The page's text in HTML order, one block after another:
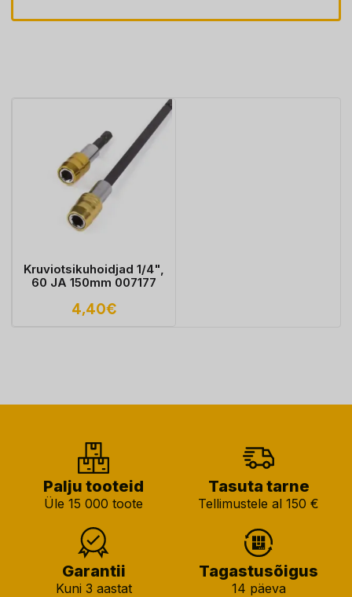
kuni
kuni
Kruviotsikuhoidjad 1/4",
60 JA 150mm 007177
4,40€
Palju tooteid
Üle 15 000 toote
Tasuta tarne
Tellimustele al 150 €
Garantii
Kuni 3 aastat
Tagastusõigus
14 päeva